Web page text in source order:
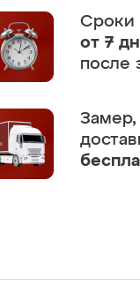
Сроки
от 7
после
Замер,